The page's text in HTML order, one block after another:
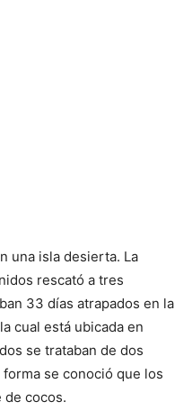
una isla desierta. La
rescató a tres
33 días atrapados en la
cual está ubicada en
se trataban de dos
se conoció que los
de cocos.